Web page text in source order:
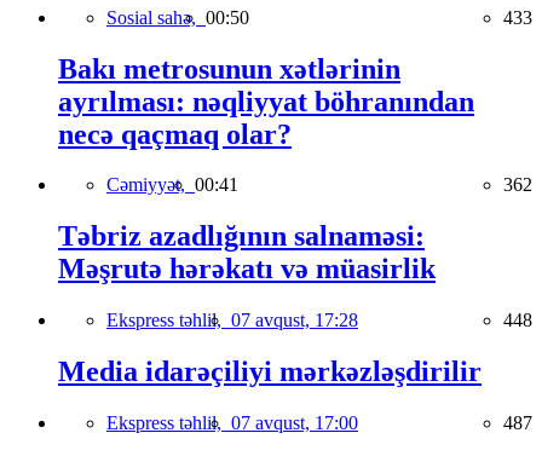
Sosial sahə, 00:50 433
Bakı metrosunun xətlərinin
ayrılması: nəqliyyat böhranından
necə qaçmaq olar?
Cəmiyyət, 00:41 362
Təbriz azadlığının salnaməsi:
Məşrutə hərəkatı və müasirlik
Ekspress təhlil, 07 avqust, 17:28 448
Media idarəçiliyi mərkəzləşdirilir
Ekspress təhlil, 07 avqust, 17:00 487